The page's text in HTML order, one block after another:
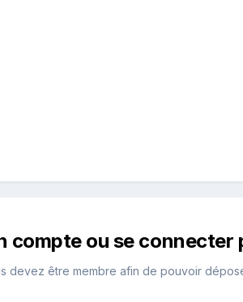
compte ou se connecter
devez être membre afin de pouvoir